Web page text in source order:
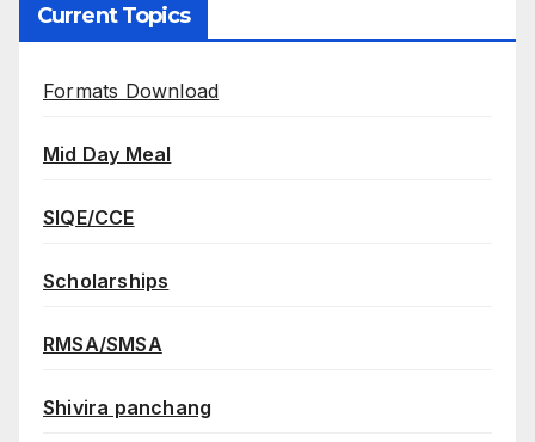
Current Topics
Formats Download
Mid Day Meal
SIQE/CCE
Scholarships
RMSA/SMSA
Shivira panchang